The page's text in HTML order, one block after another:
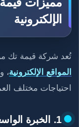
الإلكترونية
تُعد شركة قيمة تك
المواقع الإلكترونية،
احتياجات مختلف
1. الخبرة الواسعة